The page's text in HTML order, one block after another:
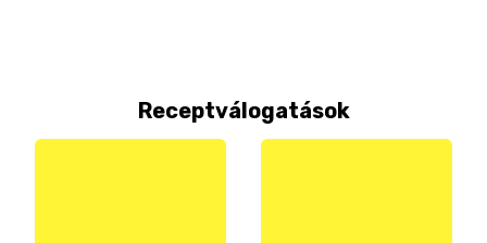
Receptválogatások